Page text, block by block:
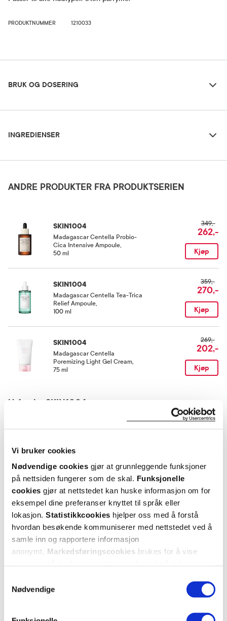
Vi bruker cookies
Nødvendige cookies gjør at grunnleggende funksjoner
på nettsiden fungerer som de skal. Funksjonelle
cookies gjør at nettstedet kan huske informasjon om for
eksempel dine preferanser knyttet til språk eller
lokasjon. Statistikkcookies hjelper oss med å forstå
hvordan besøkende kommuniserer med nettstedet ved å
samle inn og rapportere informasjon
anonymt. Markedsføringscookies brukes for å vise
Nødvendige
PRODUKTNUMMER 1210033
BRUK OG DOSERING
Påføres på et nyrenset og tørt ansikt. La virke i 10-20 minutter,
Oppbevaringsbetingelser
INGREDIENSER
Glyceryl Caprylate, Carbomer, Xanthan Gum, Arginine, Ethylhexylglycerin, Sodium
ANDRE PRODUKTER FRA PRODUKTSERIEN
SKIN1004
Madagascar Centella Probio-
Cica Intensive Ampoule
50 ml
349,-
262,-
Kjøp
SKIN1004
Madagascar Centella Tea-Trica
Relief Ampoule
100 ml
359,-
270,-
Kjøp
SKIN1004
Madagascar Centella
Poremizing Light Gel Cream
75 ml
269,-
202,-
Kjøp
Utforske SKIN1004
Madagascar Centella Probio-
Cica Intensive Ampoule
Madagascar Centella Tea-